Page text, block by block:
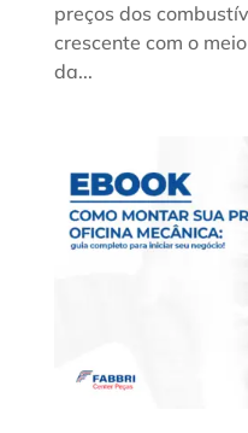
preços dos
crescente com o
da...